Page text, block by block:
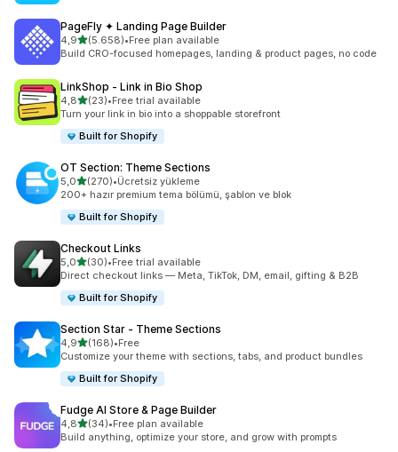
PageFly ✦ Landing Page Builder
4,95 yıldız üzerinden
(5.658)
toplam 5658 değerlendirme
•Free plan available
Build CRO-focused homepages, landing & product pages, no code
LinkShop ‑ Link in Bio Shop
4,85 yıldız üzerinden
(23)
toplam 23 değerlendirme
•Free trial available
Turn your link in bio into a shoppable storefront
Built for Shopify
OT Section: Theme Sections
5,05 yıldız üzerinden
(270)
toplam 270 değerlendirme
•Ücretsiz yükleme
200+ hazır premium tema bölümü, şablon ve blok
Built for Shopify
Checkout Links
5,05 yıldız üzerinden
(30)
toplam 30 değerlendirme
•Free trial available
Direct checkout links — Meta, TikTok, DM, email, gifting & B2B
Built for Shopify
Section Star ‑ Theme Sections
4,95 yıldız üzerinden
(168)
toplam 168 değerlendirme
•Free
Customize your theme with sections, tabs, and product bundles
Built for Shopify
Fudge AI Store & Page Builder
4,85 yıldız üzerinden
(34)
toplam 34 değerlendirme
•Free plan available
Build anything, optimize your store, and grow with prompts